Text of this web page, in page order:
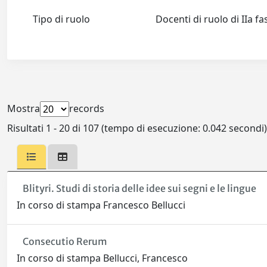
Tipo di ruolo Docenti di ruolo di IIa
Mostra
records
Risultati 1 - 20 di 107 (tempo di esecuzione: 0.042
Blityri. Studi di storia delle idee sui segni e le lingue
In corso di stampa Francesco Bellucci
Consecutio Rerum
In corso di stampa Bellucci, Francesco